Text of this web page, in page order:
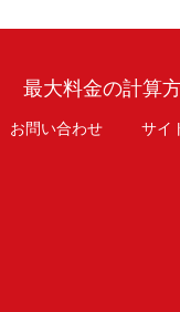
最大料金の計算
お問い合わせ サイ